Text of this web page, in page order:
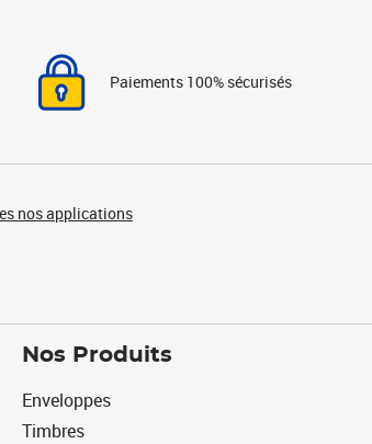
Paiements 100% sécurisés
nos applications
Nos Produits
Enveloppes
Timbres